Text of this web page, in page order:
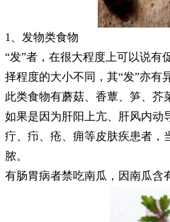
1、发物类食物
“发”者，在很大程度上可以说有
择程度的大小不同，其“发”亦有异
此类食物有蘑菇、香蕈、笋、芥
如果是因为肝阳上亢、肝风内动
疔、疖、疮、痈等皮肤疾患者，
脓。
有肠胃病者禁吃南瓜，因南瓜含